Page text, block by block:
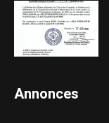
Annonces